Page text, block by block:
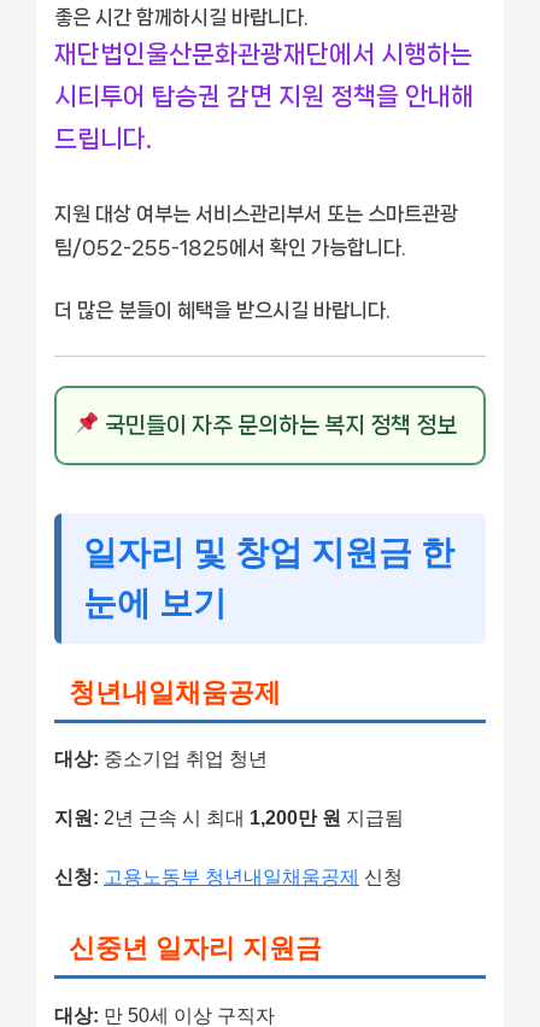
좋은 시간 함께하시길 바랍니다.
재단법인울산문화관광재단에서 시행하는
시티투어 탑승권 감면 지원 정책을 안내해
드립니다.
지원 대상 여부는 서비스관리부서 또는 스마트관광
팀/052-255-1825에서 확인 가능합니다.
더 많은 분들이 혜택을 받으시길 바랍니다.
국민들이 자주 문의하는 복지 정책 정보
일자리 및 창업 지원금 한
눈에 보기
청년내일채움공제
대상: 중소기업 취업 청년
지원: 2년 근속 시 최대 1,200만 원 지급됨
신청: 고용노동부 청년내일채움공제 신청
신중년 일자리 지원금
대상: 만 50세 이상 구직자